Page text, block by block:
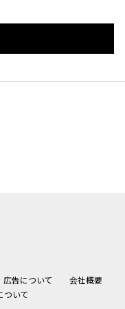
広告について
会社概要
ついて